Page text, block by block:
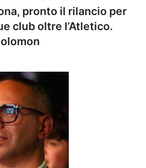
pronto il rilancio per
club oltre l’Atletico.